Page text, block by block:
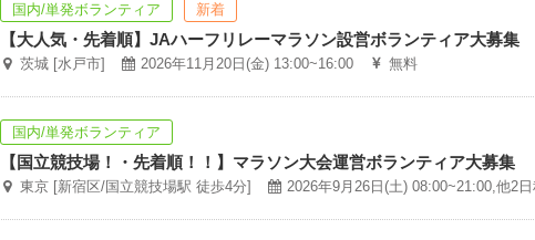
国内/単発ボランティア 新着
【大人気・先着順】JAハーフリレーマラソン設営ボランティア大募集
茨城 [水戸市] 2026年11月20日(金) 13:00~16:00 無料
国内/単発ボランティア
【国立競技場！・先着順！！】マラソン大会運営ボランティア大募集
東京 [新宿区/国立競技場駅 徒歩4分] 2026年9月26日(土) 08:00~21:00,他2日